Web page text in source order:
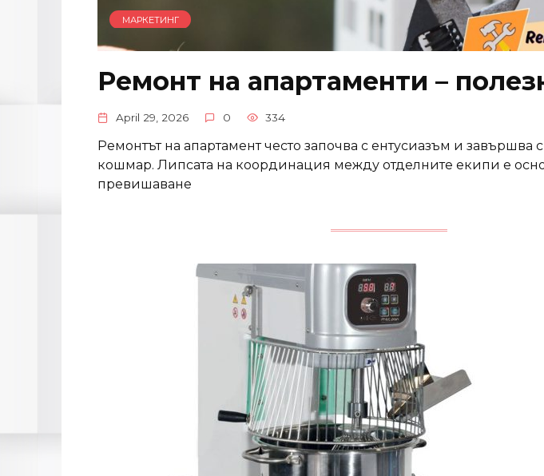
МАРКЕТИНГ
Ремонт на апартаменти –
April 29, 2026 0 334
Ремонтът на апартамент често започва с ентусиазъм и завършва
кошмар. Липсата на координация между отделните екипи е
превишаване